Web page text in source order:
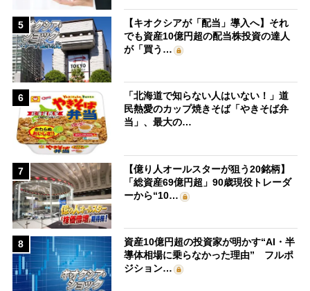
5
【キオクシアが「配当」導入へ】それ
でも資産10億円超の配当株投資の達人
が「買う…
6
「北海道で知らない人はいない！」道
民熱愛のカップ焼きそば「やきそば弁
当」、最大の…
7
【億り人オールスターが狙う20銘柄】
「総資産69億円超」90歳現役トレーダ
ーから“10…
8
資産10億円超の投資家が明かす“AI・半
導体相場に乗らなかった理由” フルポ
ジション…